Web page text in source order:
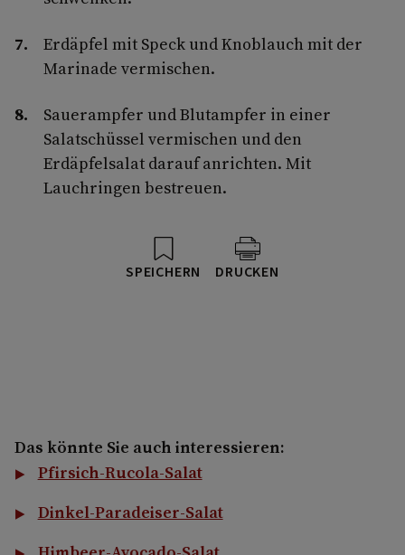
Erdäpfel mit Speck und Knoblauch mit der
Marinade vermischen.
Sauerampfer und Blutampfer in einer
Salatschüssel vermischen und den
Erdäpfelsalat darauf anrichten. Mit
Lauchringen bestreuen.
SPEICHERN DRUCKEN
Das könnte Sie auch interessieren:
Pfirsich-Rucola-Salat
Dinkel-Paradeiser-Salat